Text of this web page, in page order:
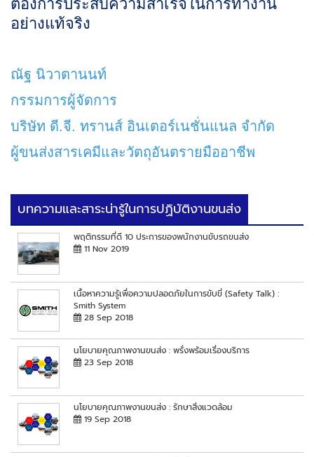
ต้องการประสบความสำเร็จในการทำงาน
อย่างแท้จริง
ณัฐ นิวาตานนท์
กรรมการผู้จัดการ
บริษัท ดี.จี. ทรานส์ อินเตอร์เนชั่นแนล จำกัด
ผู้ขนส่งสารเคมีและวัตถุอันตรายมืออาชีพ
บทความและสาระน่ารู้ในการปฏิบัติงานขนส่ง
พฤติกรรมที่ดี 10 ประการของพนักงานขับรถขนส่ง
11 Nov 2019
เนื้อหาความรู้เพื่อความปลอดภัยในการขับขี่ (Safety Talk) :
Smith System
28 Sep 2018
นโยบายคุณภาพงานขนส่ง : พรั่งพร้อมเรื่องบริการ
23 Sep 2018
นโยบายคุณภาพงานขนส่ง : รักษาสิ่งแวดล้อม
19 Sep 2018